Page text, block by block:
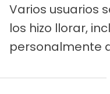
Varios usuarios
los hizo llorar,
personalmente